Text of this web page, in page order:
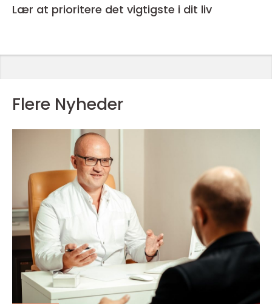
Lær at prioritere det vigtigste i dit liv
Flere Nyheder